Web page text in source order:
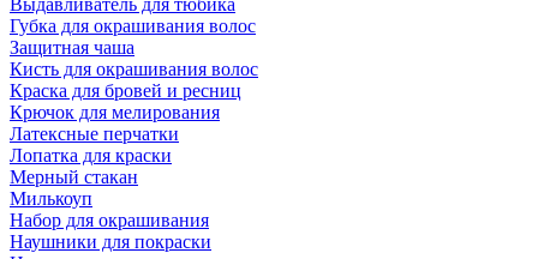
Выдавливатель для тюбика
Губка для окрашивания волос
Защитная чаша
Кисть для окрашивания волос
Краска для бровей и ресниц
Крючок для мелирования
Латексные перчатки
Лопатка для краски
Мерный стакан
Милькоуп
Набор для окрашивания
Наушники для покраски